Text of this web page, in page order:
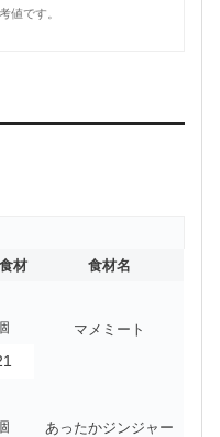
値です。
材 食材名
マメミート
あったかジンジャー